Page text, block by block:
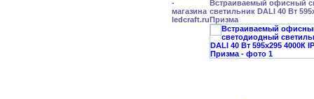
Встраиваемый офисный
светильник DALI 40 Вт
Призма